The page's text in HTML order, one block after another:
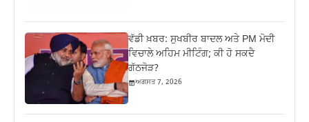
ਵੱਡੀ ਖ਼ਬਰ: ਸੁਖਬੀਰ ਬਾਦਲ ਅਤੇ PM ਮੋਦੀ
ਵਿਚਾਲੇ ਅਹਿਮ ਮੀਟਿੰਗ; ਕੀ ਹੋ ਸਕਦੈ
ਗੱਠਜੋੜ?
ਅਗਸਤ 7, 2026